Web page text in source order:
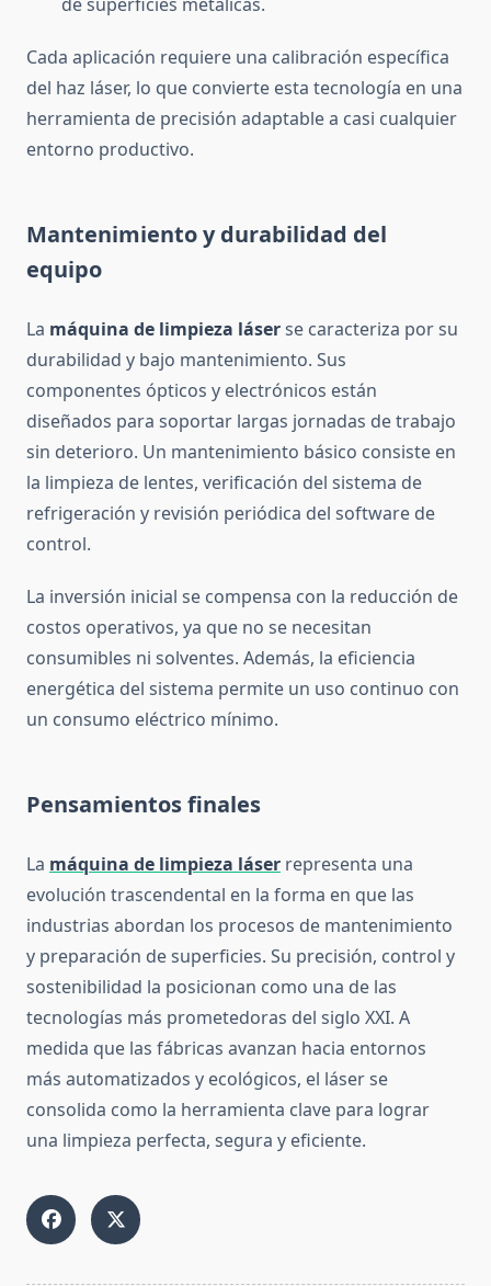
Cada aplicación requiere una calibración específica
del haz láser, lo que convierte esta tecnología en una
herramienta de precisión adaptable a casi cualquier
entorno productivo.
Mantenimiento y durabilidad del
equipo
La máquina de limpieza láserse caracteriza por su
durabilidad y bajo mantenimiento. Sus
componentes ópticos y electrónicos están
diseñados para soportar largas jornadas de trabajo
sin deterioro. Un mantenimiento básico consiste en
la limpieza de lentes, verificación del sistema de
refrigeración y revisión periódica del software de
control.
La inversión inicial se compensa con la reducción de
costos operativos, ya que no se necesitan
consumibles ni solventes. Además, la eficiencia
energética del sistema permite un uso continuo con
un consumo eléctrico mínimo.
Pensamientos finales
La máquina de limpieza láser representa una
evolución trascendental en la forma en que las
industrias abordan los procesos de mantenimiento
y preparación de superficies. Su precisión, control y
sostenibilidad la posicionan como una de las
tecnologías más prometedoras del siglo XXI. A
medida que las fábricas avanzan hacia entornos
más automatizados y ecológicos, el láser se
consolida como la herramienta clave para lograr
una limpieza perfecta, segura y eficiente.